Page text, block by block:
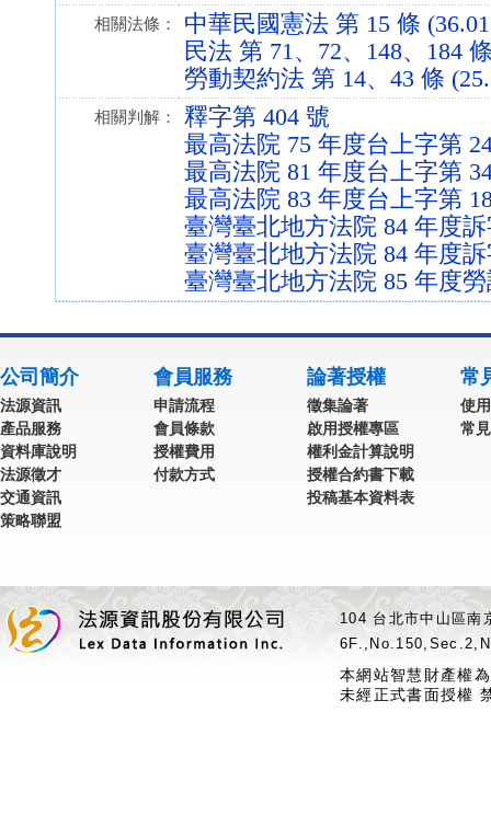
相關法條：
中華民國憲法 第 15 條
民法 第 71、72、148、184
勞動契約法 第 14、43 條
相關判解：
釋字第 404 號
最高法院 75 年度台上字第
最高法院 81 年度台上字第
最高法院 83 年度台上字第
臺灣臺北地方法院 84 年度
臺灣臺北地方法院 84 年度
臺灣臺北地方法院 85 年度
公司簡介
法源資訊
產品服務
資料庫說明
法源徵才
交通資訊
策略聯盟
會員服務
申請流程
會員條款
授權費用
付款方式
論著授權
徵集論著
啟用授權專區
權利金計算說明
授權合約書下載
投稿基本資料表
常
使
常
104 台北市中山區
本網站智慧財產權
未經正式書面授權